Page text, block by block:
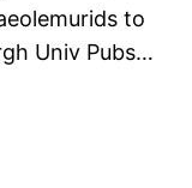
to
Univ Pubs…